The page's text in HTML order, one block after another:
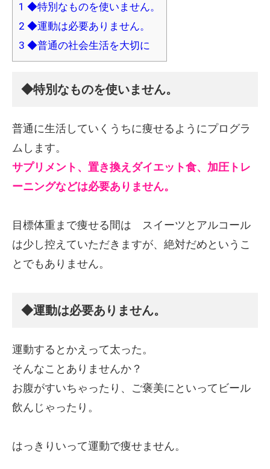
1 ◆特別なものを使いません。
2 ◆運動は必要ありません。
3 ◆普通の社会生活を大切に
◆特別なものを使いません。
普通に生活していくうちに痩せるようにプログラ
ムします。
サプリメント、置き換えダイエット食、加圧トレ
ーニングなどは必要ありません。
目標体重まで痩せる間は スイーツとアルコール
は少し控えていただきますが、絶対だめというこ
とでもありません。
◆運動は必要ありません。
運動するとかえって太った。
そんなことありませんか？
お腹がすいちゃったり、ご褒美にといってビール
飲んじゃったり。
はっきりいって運動で痩せません。